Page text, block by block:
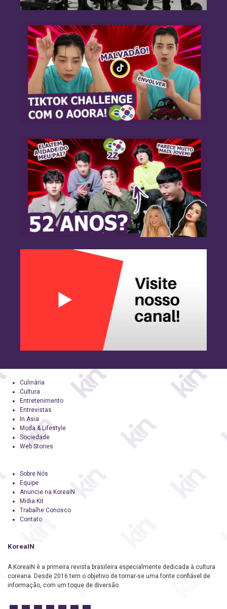
Culinária
Cultura
Entretenimento
Entrevistas
In Asia
Moda & Lifestyle
Sociedade
Web Stories
Sobre Nós
Equipe
Anuncie na KoreaIN
Midia Kit
Trabalhe Conosco
Contato
KoreaIN
A KoreaIN é a primeira revista brasileira especialmente dedicada à cultura
coreana. Desde 2016 tem o objetivo de tornar-se uma fonte confiável de
informação, com um toque de diversão.